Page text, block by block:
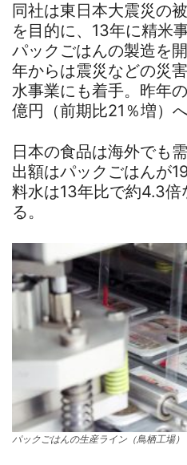
同社は東日本大震災の
を目的に、13年に精米
パックごはんの製造を
年からは震災などの災
水事業にも着手。昨年
億円（前期比21％増）
日本の食品は海外でも
出額はパックごはんが
料水は13年比で約4.3
る。
パックごはんの生産ライン（鳥栖工場）